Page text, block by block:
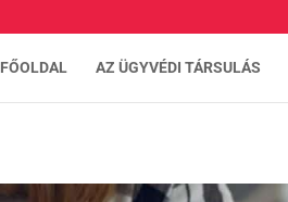
FŐOLDAL AZ ÜGYVÉDI TÁRSULÁS